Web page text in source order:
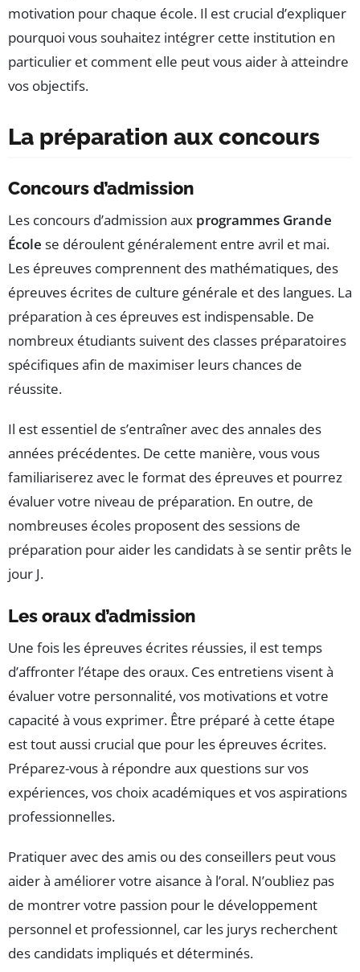
motivation pour chaque école. Il est crucial d’expliquer
pourquoi vous souhaitez intégrer cette institution en
particulier et comment elle peut vous aider à atteindre
vos objectifs.
La préparation aux concours
Concours d’admission
Les concours d’admission aux programmes Grande
École se déroulent généralement entre avril et mai.
Les épreuves comprennent des mathématiques, des
épreuves écrites de culture générale et des langues. La
préparation à ces épreuves est indispensable. De
nombreux étudiants suivent des classes préparatoires
spécifiques afin de maximiser leurs chances de
réussite.
Il est essentiel de s’entraîner avec des annales des
années précédentes. De cette manière, vous vous
familiariserez avec le format des épreuves et pourrez
évaluer votre niveau de préparation. En outre, de
nombreuses écoles proposent des sessions de
préparation pour aider les candidats à se sentir prêts le
jour J.
Les oraux d’admission
Une fois les épreuves écrites réussies, il est temps
d’affronter l’étape des oraux. Ces entretiens visent à
évaluer votre personnalité, vos motivations et votre
capacité à vous exprimer. Être préparé à cette étape
est tout aussi crucial que pour les épreuves écrites.
Préparez-vous à répondre aux questions sur vos
expériences, vos choix académiques et vos aspirations
professionnelles.
Pratiquer avec des amis ou des conseillers peut vous
aider à améliorer votre aisance à l’oral. N’oubliez pas
de montrer votre passion pour le développement
personnel et professionnel, car les jurys recherchent
des candidats impliqués et déterminés.